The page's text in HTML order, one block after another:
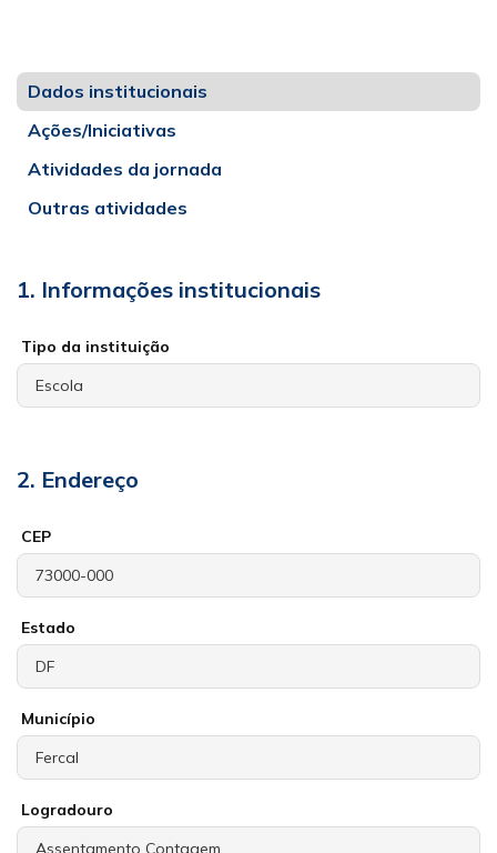
Dados institucionais
Ações/Iniciativas
Atividades da jornada
Outras atividades
1. Informações institucionais
Tipo da instituição
2. Endereço
CEP
Estado
Município
Logradouro